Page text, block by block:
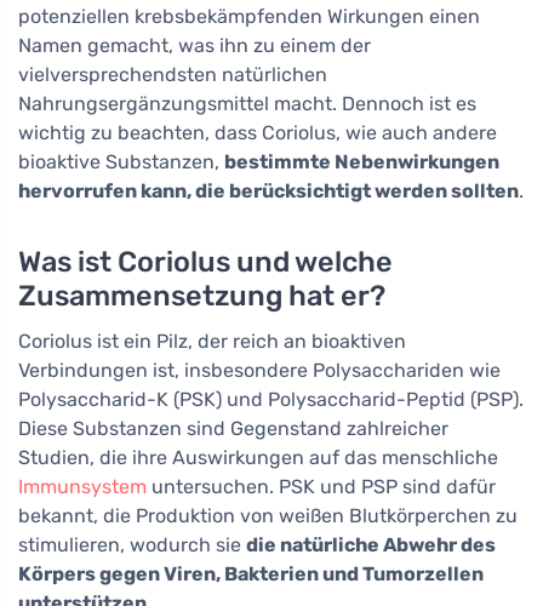
potenziellen krebsbekämpfenden Wirkungen einen
Namen gemacht, was ihn zu einem der
vielversprechendsten natürlichen
Nahrungsergänzungsmittel macht. Dennoch ist es
wichtig zu beachten, dass Coriolus, wie auch andere
bioaktive Substanzen, bestimmte Nebenwirkungen
hervorrufen kann, die berücksichtigt werden sollten.
Was ist Coriolus und welche
Zusammensetzung hat er?
Coriolus ist ein Pilz, der reich an bioaktiven
Verbindungen ist, insbesondere Polysacchariden wie
Polysaccharid-K (PSK) und Polysaccharid-Peptid (PSP).
Diese Substanzen sind Gegenstand zahlreicher
Studien, die ihre Auswirkungen auf das menschliche
Immunsystem untersuchen. PSK und PSP sind dafür
bekannt, die Produktion von weißen Blutkörperchen zu
stimulieren, wodurch sie die natürliche Abwehr des
Körpers gegen Viren, Bakterien und Tumorzellen